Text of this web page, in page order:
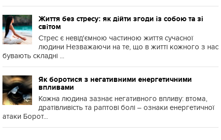
Життя без стресу: як дійти згоди із собою та зі
світом
Стрес є невід'ємною частиною життя сучасної
людини Незважаючи на те, що в житті кожного з нас
бувають складні ...
Як боротися з негативними енергетичними
впливами
Кожна людина зазнає негативного впливу: втома,
дратівливість та раптові болі – ознаки енергетичної
атаки Борот...